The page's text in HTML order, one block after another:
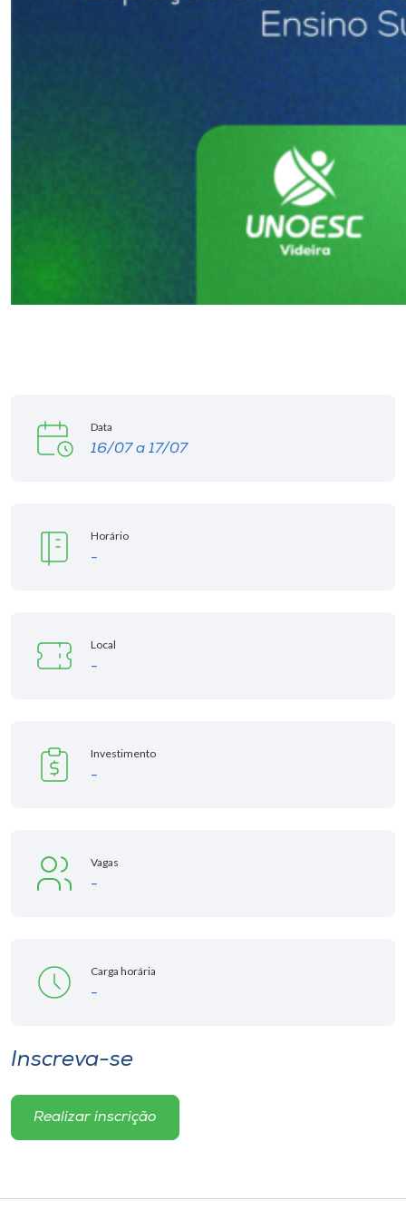
Data
16/07 a 17/07
Horário
-
Local
-
Investimento
-
Vagas
-
Carga horária
-
Inscreva-se
Realizar inscrição